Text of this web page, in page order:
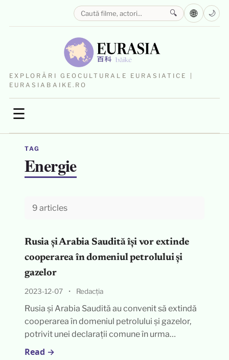
EXPLORĂRI GEOCULTURALE EURASIATICE |
EURASIABAIKE.RO
☰
🔍 🌐 🌙
TAG
Energie
9 articles
Rusia și Arabia Saudită își vor extinde
cooperarea în domeniul petrolului și
gazelor
2023-12-07 • Redacția
Rusia și Arabia Saudită au convenit să extindă
cooperarea în domeniul petrolului și gazelor,
potrivit unei declarații comune în urma…
Read →